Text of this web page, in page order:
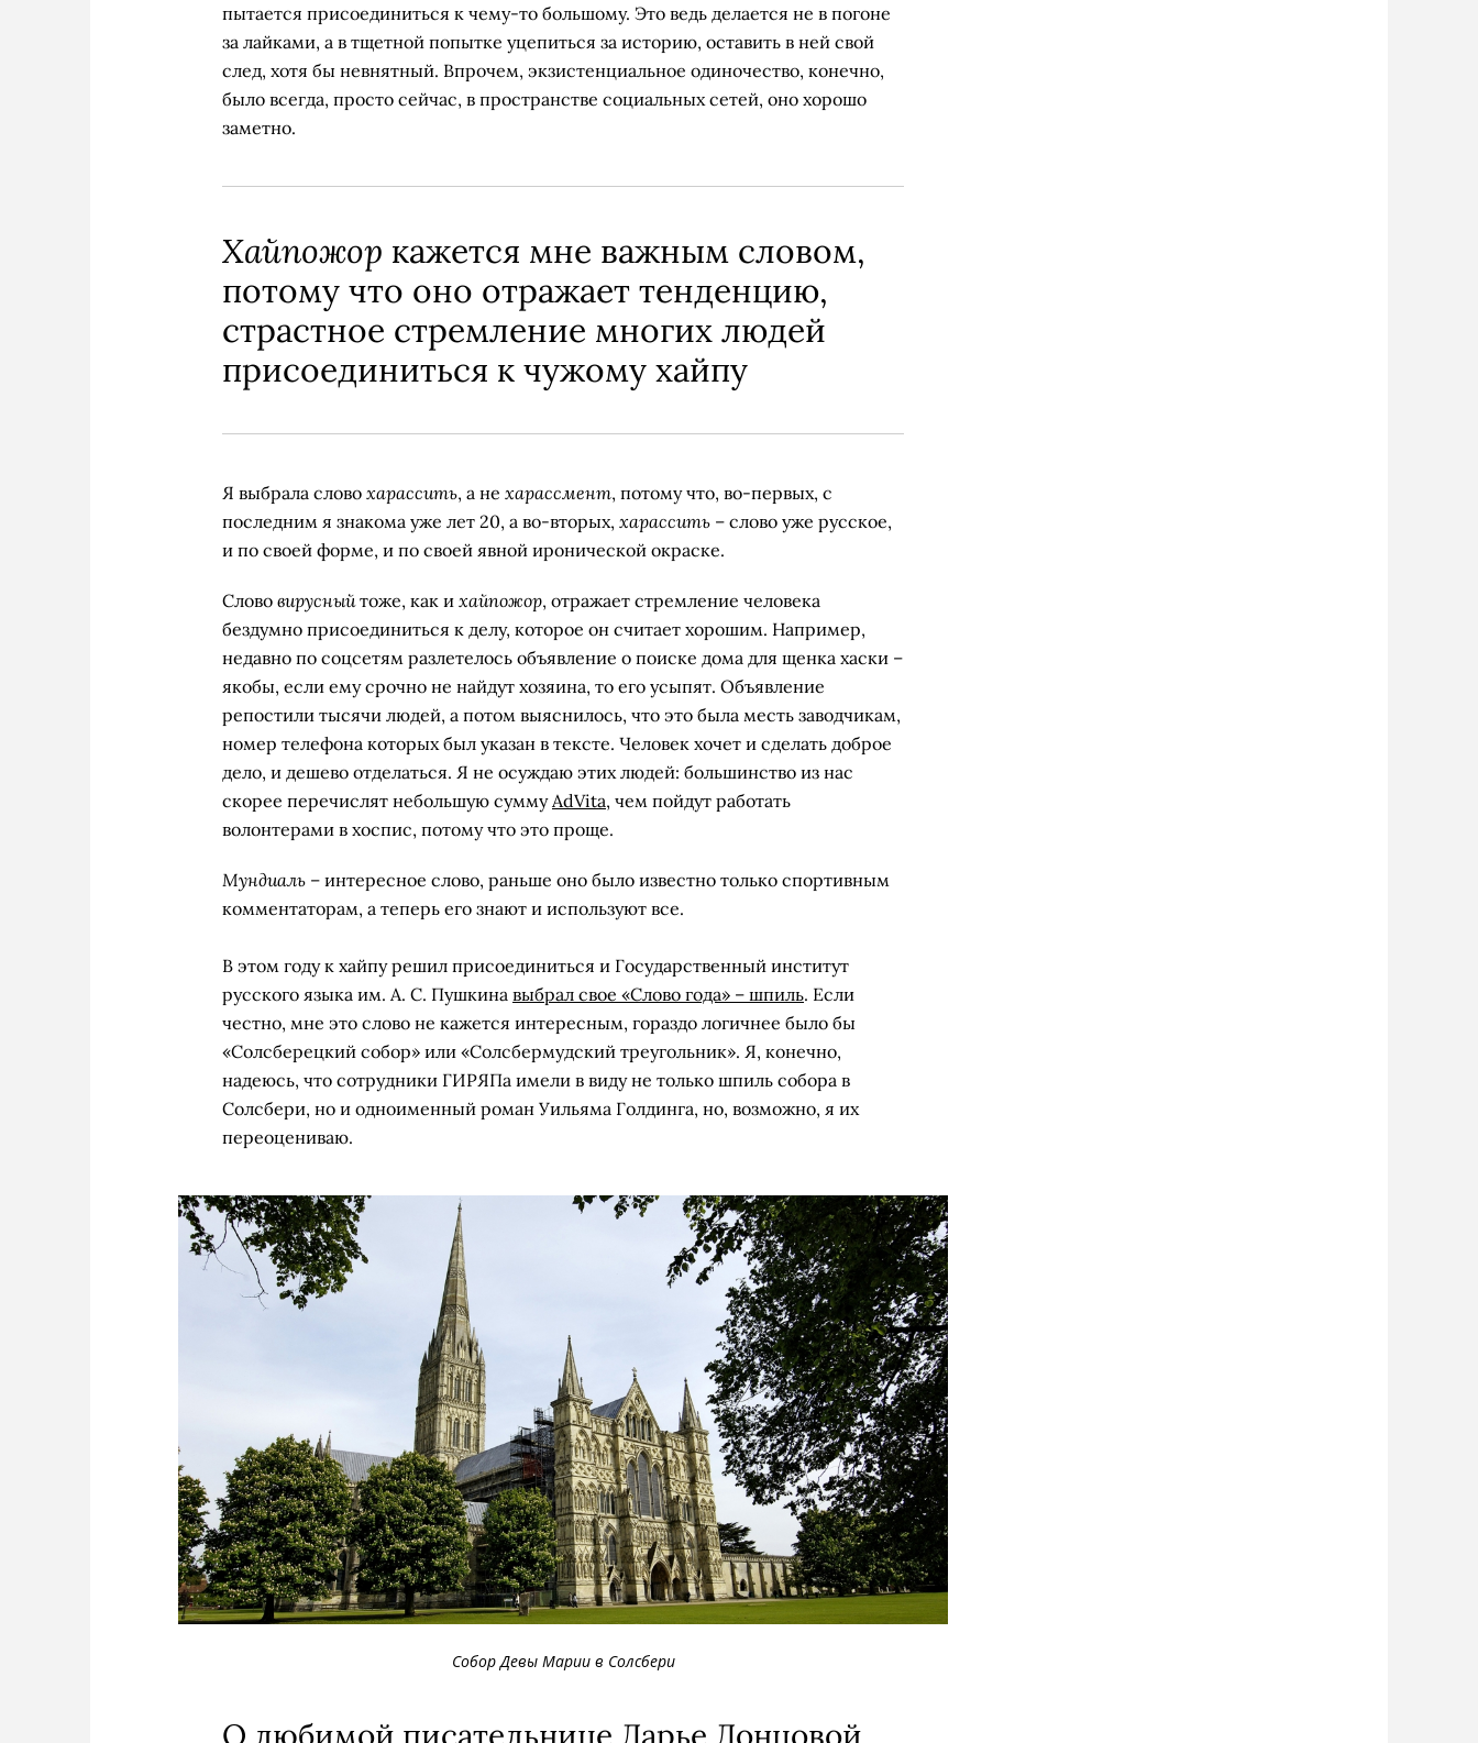
пытается присоединиться к чему-то большому. Это ведь делается не в погоне
за лайками, а в тщетной попытке уцепиться за историю, оставить в ней свой
след, хотя бы невнятный. Впрочем, экзистенциальное одиночество, конечно,
было всегда, просто сейчас, в пространстве социальных сетей, оно хорошо
заметно.
Хайпожор кажется мне важным словом,
потому что оно отражает тенденцию,
страстное стремление многих людей
присоединиться к чужому хайпу
Я выбрала слово харассить, а не харассмент, потому что, во-первых, с
последним я знакома уже лет 20, а во-вторых, харассить – слово уже русское,
и по своей форме, и по своей явной иронической окраске.
Слово вирусныйтоже, как и хайпожор, отражает стремление человека
бездумно присоединиться к делу, которое он считает хорошим. Например,
недавно по соцсетям разлетелось объявление о поиске дома для щенка хаски –
якобы, если ему срочно не найдут хозяина, то его усыпят. Объявление
репостили тысячи людей, а потом выяснилось, что это была месть заводчикам,
номер телефона которых был указан в тексте. Человек хочет и сделать доброе
дело, и дешево отделаться. Я не осуждаю этих людей: большинство из нас
скорее перечислят небольшую сумму AdVita, чем пойдут работать
волонтерами в хоспис, потому что это проще.
Мундиаль – интересное слово, раньше оно было известно только спортивным
комментаторам, а теперь его знают и используют все.
В этом году к хайпу решил присоединиться и Государственный институт
русского языка им. А. С. Пушкина выбрал свое «Слово года» – шпиль. Если
честно, мне это слово не кажется интересным, гораздо логичнее было бы
«Солсберецкий собор» или «Солсбермудский треугольник». Я, конечно,
надеюсь, что сотрудники ГИРЯПа имели в виду не только шпиль собора в
Солсбери, но и одноименный роман Уильяма Голдинга, но, возможно, я их
переоцениваю.
Собор Девы Марии в Солсбери